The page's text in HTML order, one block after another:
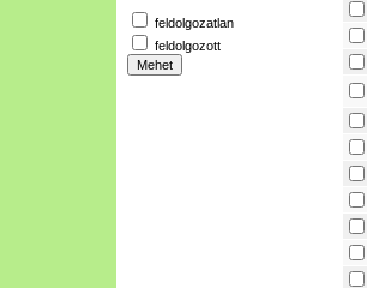
feldolgozatlan
feldolgozott